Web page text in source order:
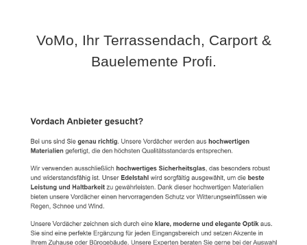
VoMo, Ihr Terrassendach, Carport &
Bauelemente Profi.